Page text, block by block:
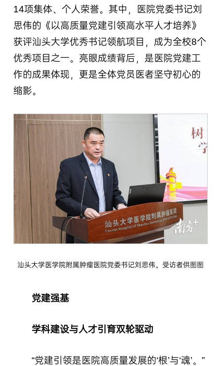
14项集体、个人荣誉。其中，医院党委书记刘
思伟的《以高质量党建引领高水平人才培养》
获评汕头大学优秀书记领航项目，成为全校8个
优秀项目之一。亮眼成绩背后，是医院党建工
作的成果体现，更是全体党员医者坚守初心的
缩影。
汕头大学医学院附属肿瘤医院党委书记刘思伟。受访者供图图
党建强基
学科建设与人才引育双轮驱动
“党建引领是医院高质量发展的‘根’与‘魂’。”